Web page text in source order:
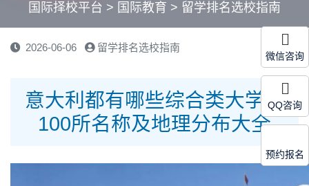
国际择校平台 > 国际教育 > 留学排名选校指南
2026-06-06 留学排名选校指南
意大利都有哪些综合类大学？
100所名称及地理分布大全
微信咨询
QQ咨询
预约报名